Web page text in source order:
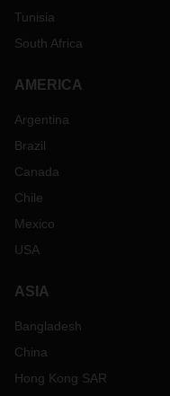
Tunisia
South Africa
AMERICA
Argentina
Brazil
Canada
Chile
Mexico
USA
ASIA
Bangladesh
China
Hong Kong SAR